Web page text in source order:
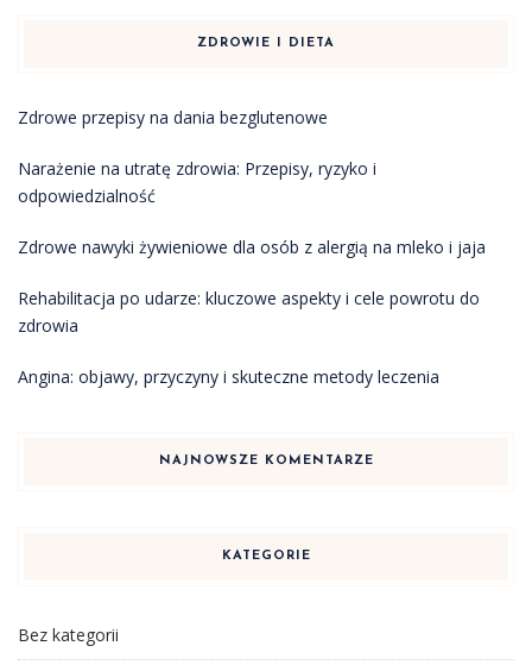
ZDROWIE I DIETA
Zdrowe przepisy na dania bezglutenowe
Narażenie na utratę zdrowia: Przepisy, ryzyko i
odpowiedzialność
Zdrowe nawyki żywieniowe dla osób z alergią na mleko i jaja
Rehabilitacja po udarze: kluczowe aspekty i cele powrotu do
zdrowia
Angina: objawy, przyczyny i skuteczne metody leczenia
NAJNOWSZE KOMENTARZE
KATEGORIE
Bez kategorii